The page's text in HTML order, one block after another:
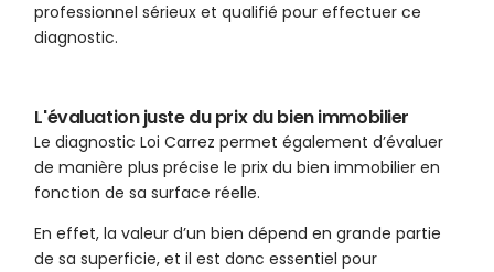
professionnel sérieux et qualifié pour effectuer ce
diagnostic.
L'évaluation juste du prix du bien immobilier
Le diagnostic Loi Carrez permet également d’évaluer
de manière plus précise le prix du bien immobilier en
fonction de sa surface réelle.
En effet, la valeur d’un bien dépend en grande partie
de sa superficie, et il est donc essentiel pour